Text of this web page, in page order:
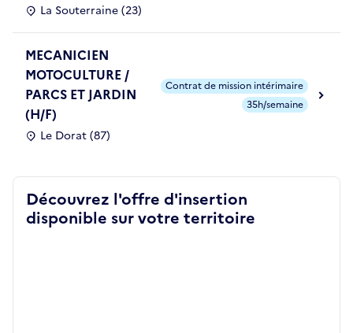
La Souterraine (23)
MECANICIEN
MOTOCULTURE /
PARCS ET JARDIN
(H/F)
Le Dorat (87)
Contrat de mission intérimaire
35h/semaine
Découvrez l'offre d'insertion
disponible sur votre territoire